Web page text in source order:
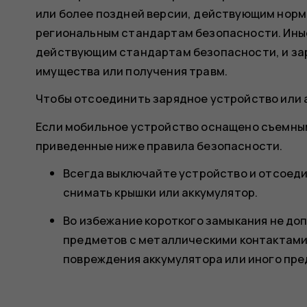
или более поздней версии, действующим
региональным стандартам безопасности.
действующим стандартам безопасности, и
имущества или получения травм.
Чтобы отсоединить зарядное устройство или
Если мобильное устройство оснащено
приведенные ниже правила безопасности.
Всегда выключайте устройство и
снимать крышки или аккумулятор.
Во избежание короткого замыкания не
предметов с металлическими
повреждения аккумулятора или иного